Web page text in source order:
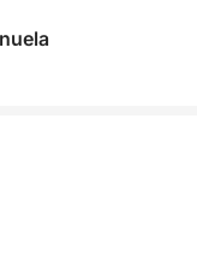
Inseln des
in Gold- und
oder ein
Stunde